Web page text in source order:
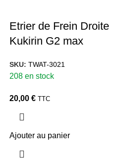
Etrier de Frein Droite
Kukirin G2 max
SKU: TWAT-3021
208 en stock
20,00 € TTC
Ajouter au panier